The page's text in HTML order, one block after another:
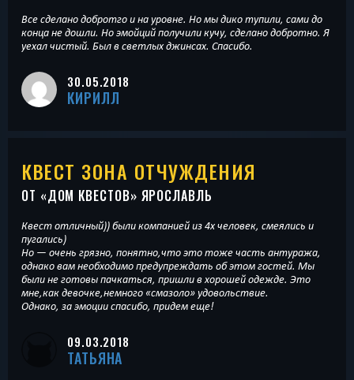
Все сделано добротго и на уровне. Но мы дико тупили, сами до
конца не дошли. Но эмойций получили кучу, сделано добротно. Я
уехал чистый. Был в светлых джинсах. Спасибо.
30.05.2018
КИРИЛЛ
КВЕСТ ЗОНА ОТЧУЖДЕНИЯ
ОТ «ДОМ КВЕСТОВ» ЯРОСЛАВЛЬ
Квест отличный)) были компанией из 4х человек, смеялись и
пугались)
Но — очень грязно, понятно,что это тоже часть антуража,
однако вам необходимо предупреждать об этом гостей. Мы
были не готовы пачкаться, пришли в хорошей одежде. Это
мне,как девочке,немного «смазоло» удовольствие.
Однако, за эмоции спасибо, придем еще!
09.03.2018
ТАТЬЯНА